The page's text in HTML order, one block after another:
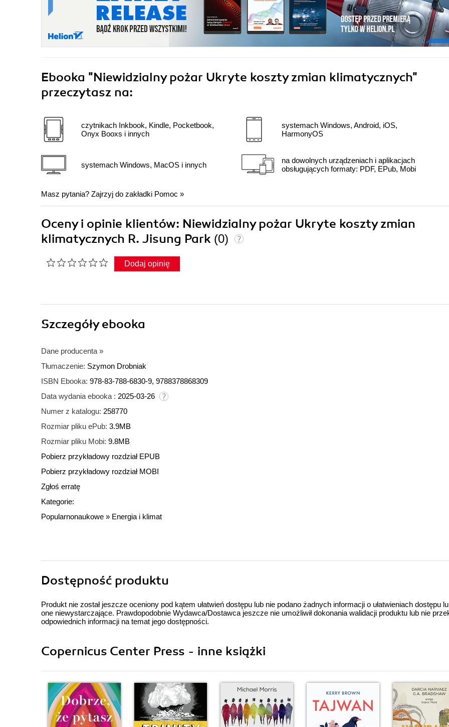
Ebooka "Niewidzialny pożar Ukryte koszty zmian klimatycznych"
przeczytasz na:
czytnikach Inkbook, Kindle, Pocketbook,
Onyx Booxs i innych
systemach Windows, MacOS i innych
systemach Windows, Android, iOS,
HarmonyOS
na dowolnych urządzeniach i aplikacjach
obsługujących formaty: PDF, EPub, Mobi
Masz pytania? Zajrzyj do zakładki Pomoc »
Oceny i opinie klientów: Niewidzialny pożar Ukryte koszty zmian
klimatycznych R. Jisung Park (0)
Dodaj opinię
Szczegółyebooka
Dane producenta »
Tłumaczenie: Szymon Drobniak
ISBN Ebooka: 978-83-788-6830-9, 9788378868309
Data wydania ebooka : 2025-03-26
Numer z katalogu: 258770
Rozmiar pliku ePub: 3.9MB
Rozmiar pliku Mobi: 9.8MB
Pobierz przykładowy rozdział EPUB
Pobierz przykładowy rozdział MOBI
Zgłoś erratę
Kategorie:
Popularnonaukowe » Energia i klimat
Dostępność produktu
Produkt nie został jeszcze oceniony pod kątem ułatwień dostępu lub nie podano żadnych informacji o ułatwieniach dostępu
one niewystarczające. Prawdopodobnie Wydawca/Dostawca jeszcze nie umożliwił dokonania walidacji produktu lub nie
odpowiednich informacji na temat jego dostępności.
Copernicus Center Press - inne książki